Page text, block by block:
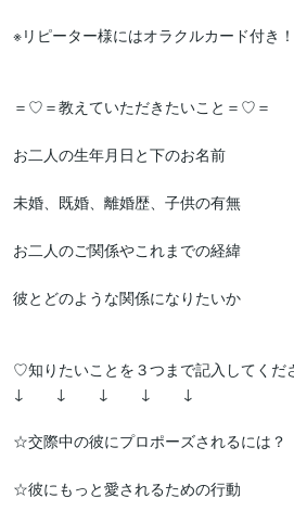
※リピーター様にはオラクルカード付き！
＝♡＝教えていただきたいこと＝♡＝
お二人の生年月日と下のお名前
未婚、既婚、離婚歴、子供の有無
お二人のご関係やこれまでの経緯
彼とどのような関係になりたいか
♡知りたいことを３つまで記入してくだ
↓　　↓　　↓　　↓　　↓
☆交際中の彼にプロポーズされるには？
☆彼にもっと愛されるための行動